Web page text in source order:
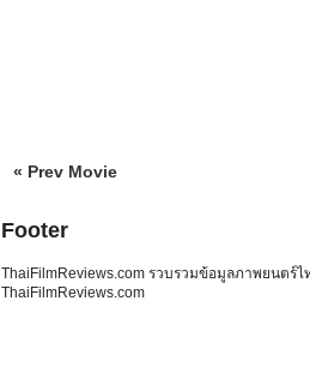
« Prev Movie
Footer
ThaiFilmReviews.com รวบรวมข้อมูลภาพยนตร์
ThaiFilmReviews.com